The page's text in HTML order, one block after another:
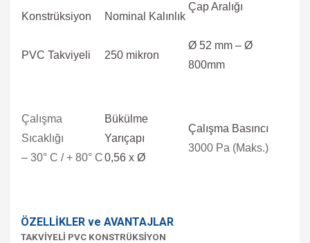
Konstrüksiyon
PVC Takviyeli
Nominal Kalınlık
250 mikron
Çap Aralığı
Ø 52 mm – Ø
800mm
Çalışma
Sıcaklığı
– 30° C / + 80° C
Bükülme
Yarıçapı
0,56 x Ø
Çalışma Basıncı
3000 Pa (Maks.)
ÖZELLİKLER ve AVANTAJLAR
TAKVİYELİ PVC KONSTRÜKSİYON